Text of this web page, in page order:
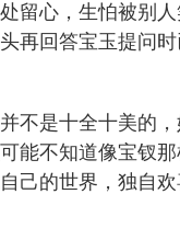
留心，生怕被别
再回答宝玉提问
不是十全十美的
能不知道像宝钗
己的世界，独自